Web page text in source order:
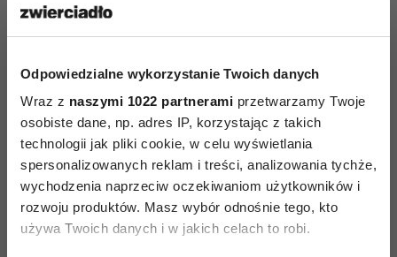
Odpowiedzialne wykorzystanie Twoich danych
Wraz z naszymi 1022 partnerami przetwarzamy Twoje
osobiste dane, np. adres IP, korzystając z takich
technologii jak pliki cookie, w celu wyświetlania
spersonalizowanych reklam i treści, analizowania tychże,
wychodzenia naprzeciw oczekiwaniom użytkowników i
rozwoju produktów. Masz wybór odnośnie tego, kto
używa Twoich danych i w jakich celach to robi.